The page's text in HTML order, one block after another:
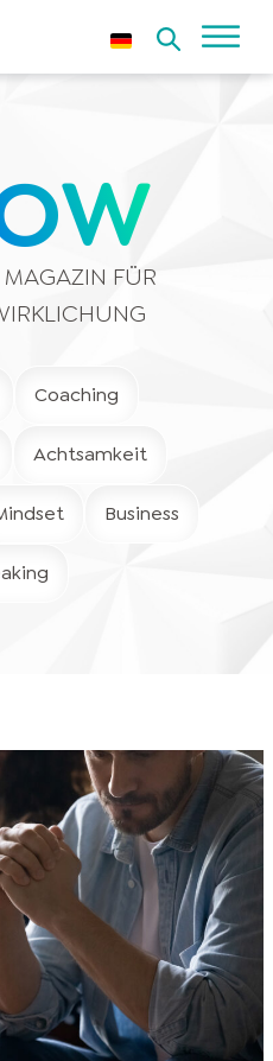
FÜR
Coaching
Achtsamkeit
Business